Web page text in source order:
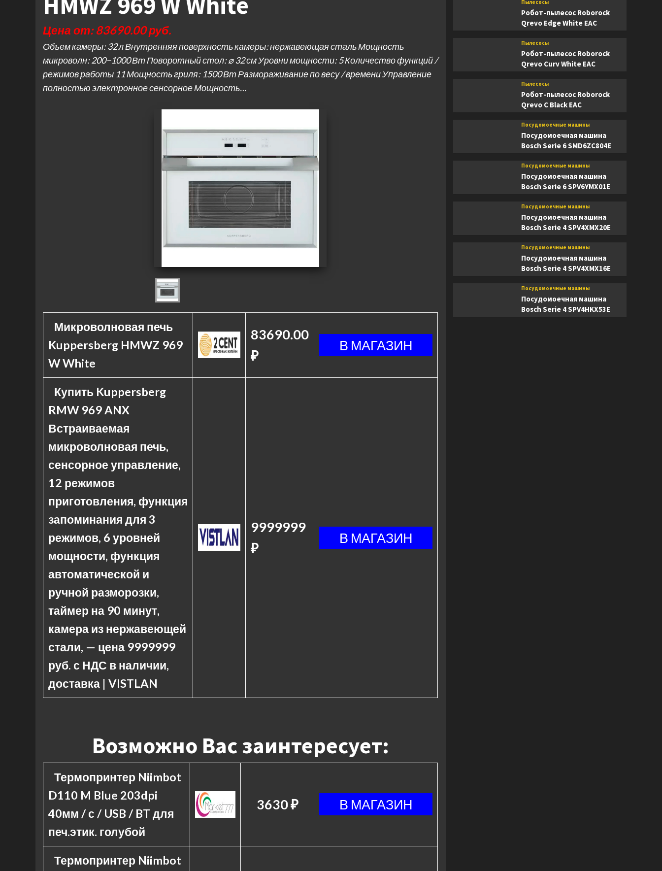
Цена от: 83690.00 руб.
Объем камеры: 32 л Внутренняя поверхность камеры: нержавеющая сталь Мощность
микроволн: 200−1000 Вт Поворотный стол: ⌀ 32 см Уровни мощности: 5 Количество функций /
режимов работы 11 Мощность гриля: 1500 Вт Размораживание по весу / времени Управление
полностью электронное сенсорное Мощность…
Микроволновая печь
Kuppersberg HMWZ 969
W White
83690.00
₽
Купить Kuppersberg
RMW 969 ANX
Встраиваемая
микроволновая печь,
сенсорное управление,
12 режимов
приготовления, функция
запоминания для 3
режимов, 6 уровней
мощности, функция
автоматической и
ручной разморозки,
таймер на 90 минут,
камера из нержавеющей
стали, — цена 9999999
руб. с НДС в наличии,
доставка | VISTLAN
9999999
₽
Возможно Вас заинтересует:
Термопринтер Niimbot
D110 M Blue 203dpi
40мм / с / USB / BT для
печ.этик. голубой
3630 ₽
Термопринтер Niimbot
Пылесосы
Робот-пылесос Roborock
Qrevo Edge White EAC
Пылесосы
Робот-пылесос Roborock
Qrevo Curv White EAC
Пылесосы
Робот-пылесос Roborock
Qrevo C Black EAC
Посудомоечные машины
Посудомоечная машина
Bosch Serie 6 SMD6ZC804E
Посудомоечные машины
Посудомоечная машина
Bosch Serie 6 SPV6YMX01E
Посудомоечные машины
Посудомоечная машина
Bosch Serie 4 SPV4XMX20E
Посудомоечные машины
Посудомоечная машина
Bosch Serie 4 SPV4XMX16E
Посудомоечные машины
Посудомоечная машина
Bosch Serie 4 SPV4HKX53E